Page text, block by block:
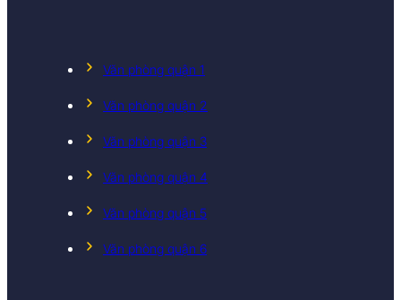
Văn phòng quận 1
Văn phòng quận 2
Văn phòng quận 3
Văn phòng quận 4
Văn phòng quận 5
Văn phòng quận 6